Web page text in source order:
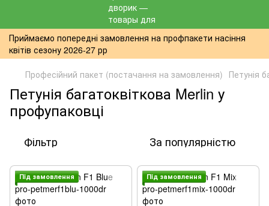
Приймаємо попередні замовлення на профпакети насіння
квітів сезону 2026-27 рр
Професійний пакет (постачання на замовлення) Петунія
Петунія багатоквіткова Merlin у
профупаковці
Фільтр За популярністю
Пiд замовлення Пiд замовлення